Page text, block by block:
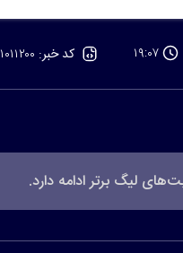
کد خبر: ۱۰۱۱۲۰۰
لیگ برتر ادامه دارد.